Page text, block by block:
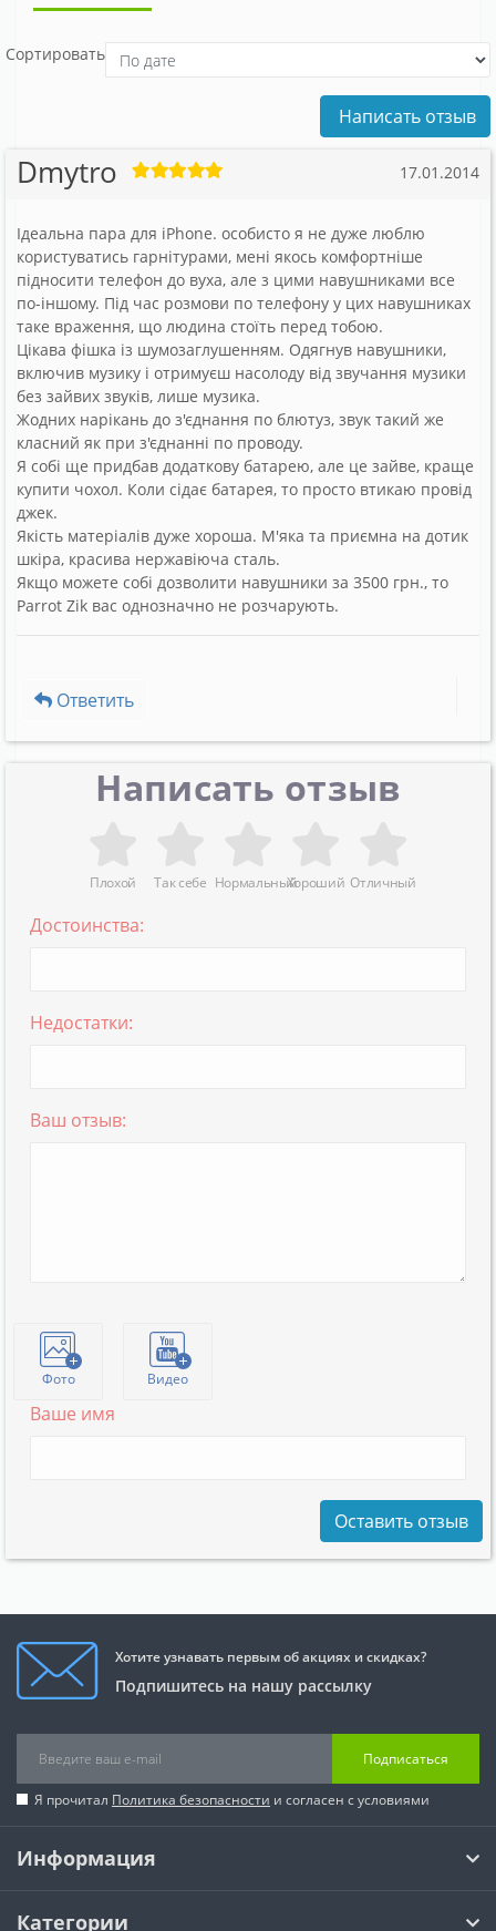
Сортировать
Написать отзыв
Dmytro 17.01.2014
Ідеальна пара для iPhone. особисто я не дуже люблю
користуватись гарнітурами, мені якось комфортніше
підносити телефон до вуха, але з цими навушниками все
по-іншому. Під час розмови по телефону у цих навушниках
таке враження, що людина стоїть перед тобою.
Цікава фішка із шумозаглушенням. Одягнув навушники,
включив музику і отримуєш насолоду від звучання музики
без зайвих звуків, лише музика.
Жодних нарікань до з'єднання по блютуз, звук такий же
класний як при з'єднанні по проводу.
Я собі ще придбав додаткову батарею, але це зайве, краще
купити чохол. Коли сідає батарея, то просто втикаю провід
джек.
Якість матеріалів дуже хороша. М'яка та приємна на дотик
шкіра, красива нержавіюча сталь.
Якщо можете собі дозволити навушники за 3500 грн., то
Parrot Zik вас однозначно не розчарують.
Ответить
Написать отзыв
Плохой Так себе НормальныйХороший Отличный
Достоинства:
Недостатки:
Ваш отзыв:
Фото Видео
Ваше имя
Оставить отзыв
Хотите узнавать первым об акциях и скидках?
Подпишитесь на нашу рассылку
Подписаться
Я прочитал Политика безопасности и согласен с условиями
Информация
Категории